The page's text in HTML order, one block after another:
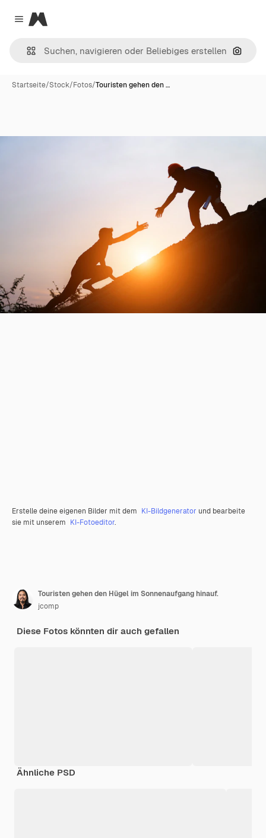
Close menu
Magnific
Nach
Startseite/Stock/Fotos/Touristen gehen den …
Erstelle deine eigenen Bilder mit dem KI-Bildgenerator und bearbeite
sie mit unserem KI-Fotoeditor.
Touristen gehen den Hügel im Sonnenaufgang hinauf.
jcomp
Diese Fotos könnten dir auch gefallen
Ähnliche PSD